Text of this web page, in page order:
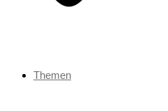
Themen